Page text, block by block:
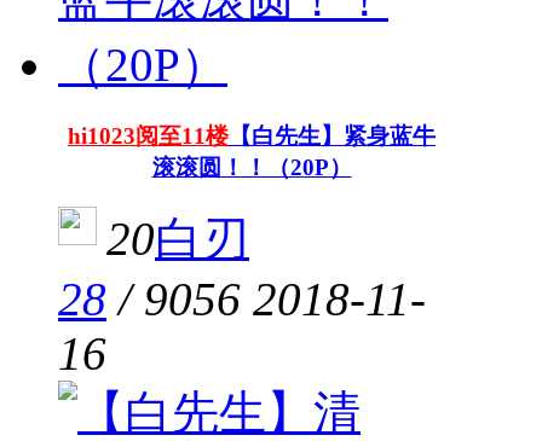
hi1023阅至11楼【白先生】紧身蓝牛
滚滚圆！！（20P）
20白刃
28 /9056 2018-11-
16